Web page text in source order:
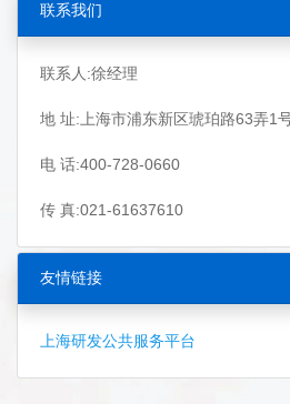
联系我们
联系人:徐经理
地 址:上海市浦东新区琥珀路63弄1
电 话:400-728-0660
传 真:021-61637610
友情链接
上海研发公共服务平台